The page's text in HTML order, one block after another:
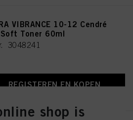
VIBRANCE 10-12 Cendré
Toner 60ml
3048241
REGISTEREN EN KOPEN
shop is